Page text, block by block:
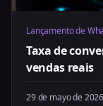
Lançamento de
Taxa de
vendas reais
29 de mayo de 2026